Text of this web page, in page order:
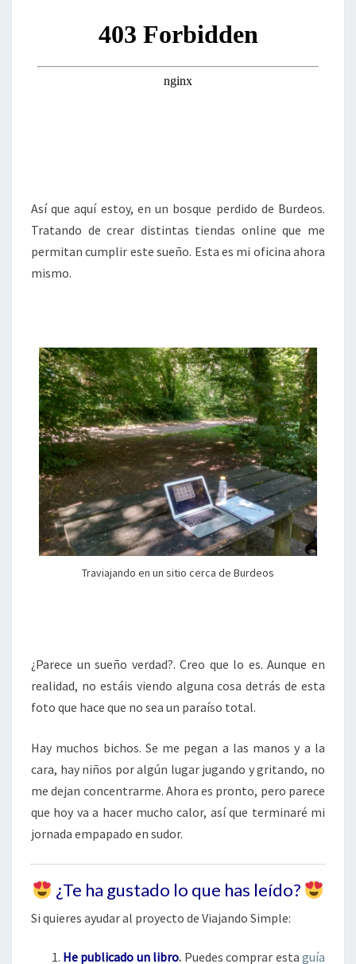
Así que aquí estoy, en un bosque perdido de Burdeos.
Tratando de crear distintas tiendas online que me
permitan cumplir este sueño. Esta es mi oficina ahora
mismo.
Traviajando en un sitio cerca de Burdeos
¿Parece un sueño verdad?. Creo que lo es. Aunque en
realidad, no estáis viendo alguna cosa detrás de esta
foto que hace que no sea un paraíso total.
Hay muchos bichos. Se me pegan a las manos y a la
cara, hay niños por algún lugar jugando y gritando, no
me dejan concentrarme. Ahora es pronto, pero parece
que hoy va a hacer mucho calor, así que terminaré mi
jornada empapado en sudor.
¿Te ha gustado lo que has leído?
Si quieres ayudar al proyecto de Viajando Simple:
He publicado un libro. Puedes comprar estaguía